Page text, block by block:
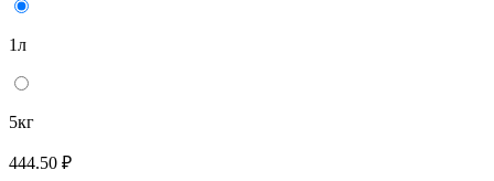
1л
5кг
444.50 ₽